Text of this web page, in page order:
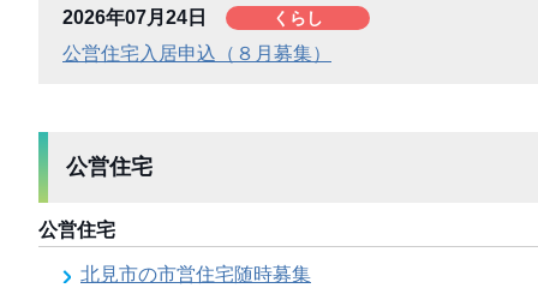
2026年07月24日 くらし
公営住宅入居申込（８月募集）
公営住宅
公営住宅
北見市の市営住宅随時募集